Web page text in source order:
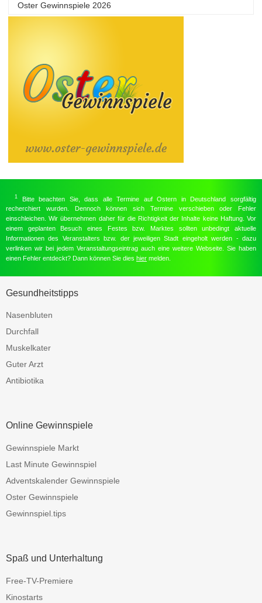
Oster Gewinnspiele 2026
1
Bitte beachten Sie, dass alle Termine auf Ostern in Deutschland sorgfältig
recherchiert wurden. Dennoch können sich Termine verschieben oder Fehler
einschleichen. Wir übernehmen daher für die Richtigkeit der Inhalte keine Haftung. Vor
einem geplanten Besuch eines Festes bzw. Marktes sollten unbedingt aktuelle
Informationen des Veranstalters bzw. der jeweiligen Stadt eingeholt werden - dazu
verlinken wir bei jedem Veranstaltungseintrag auch eine weitere Webseite. Sie haben
einen Fehler entdeckt? Dann können Sie dies hier melden.
Gesundheitstipps
Nasenbluten
Durchfall
Muskelkater
Guter Arzt
Antibiotika
Online Gewinnspiele
Gewinnspiele Markt
Last Minute Gewinnspiel
Adventskalender Gewinnspiele
Oster Gewinnspiele
Gewinnspiel.tips
Spaß und Unterhaltung
Free-TV-Premiere
Kinostarts